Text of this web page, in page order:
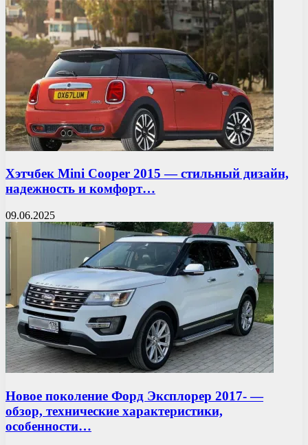
Хэтчбек Mini Cooper 2015 — стильный дизайн,
надежность и комфорт…
09.06.2025
Новое поколение Форд Эксплорер 2017- —
обзор, технические характеристики,
особенности…